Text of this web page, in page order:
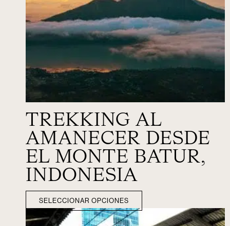
TREKKING AL
AMANECER DESDE
EL MONTE BATUR,
INDONESIA
SELECCIONAR OPCIONES